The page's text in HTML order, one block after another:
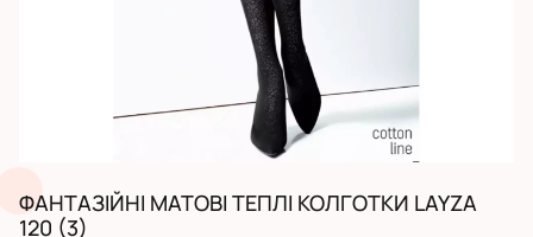
ФАНТАЗІЙНІ МАТОВІ ТЕПЛІ КОЛГОТКИ LAYZA
120 (3)